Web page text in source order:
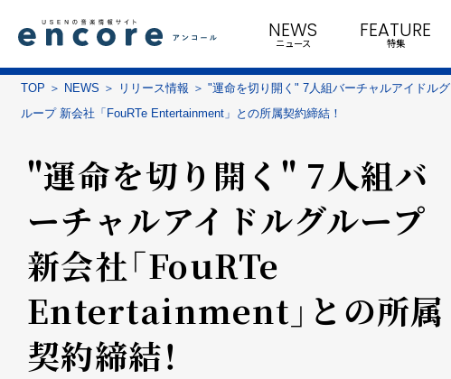
NEWS
ニュース
FEATURE
特集
TOP NEWS リリース情報
"運命を切り開く" 7人組バーチャルアイドルグ
ループ 新会社「FouRTe Entertainment」との所属契約締結！
"運命を切り開く" 7人組バ
ーチャルアイドルグループ
新会社「FouRTe
Entertainment」との所属
契約締結！